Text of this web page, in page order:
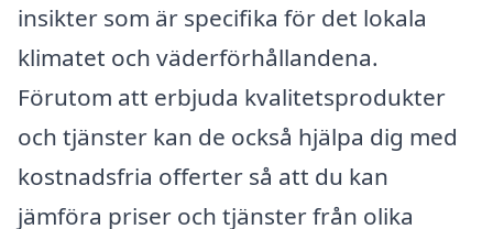
insikter som är specifika för det lokala
klimatet och väderförhållandena.
Förutom att erbjuda kvalitetsprodukter
och tjänster kan de också hjälpa dig med
kostnadsfria offerter så att du kan
jämföra priser och tjänster från olika